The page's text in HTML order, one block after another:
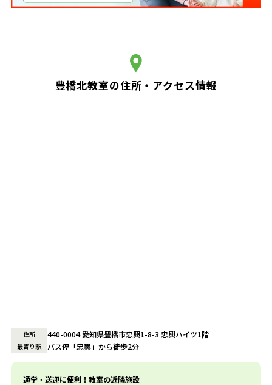
豊橋北教室の住所・アクセス情報
住所 440-0004 愛知県豊橋市忠興1-8-3 忠興ハイツ1階
最寄り駅 バス停「忠輿」から徒歩2分
通学・送迎に便利！教室の近隣施設